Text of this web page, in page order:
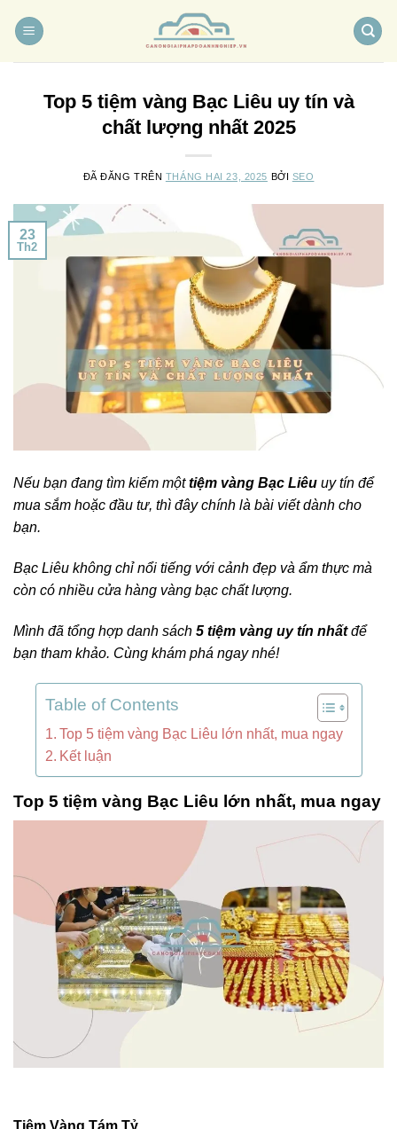
đến
Top 5 tiệm vàng Bạc Liêu uy tín và
chất lượng nhất 2025
ĐÃ ĐĂNG TRÊN THÁNG HAI 23, 2025 BỞI SEO
23
Th2
Nếu bạn đang tìm kiếm mộttiệm vàng Bạc Liêu uy tín để
mua sắm hoặc đầu tư, thì đây chính là bài viết dành cho
bạn.
Bạc Liêu không chỉ nổi tiếng với cảnh đẹp và ẩm thực mà
còn có nhiều cửa hàng vàng bạc chất lượng.
Mình đã tổng hợp danh sách 5 tiệm vàng uy tín nhấtđể
bạn tham khảo. Cùng khám phá ngay nhé!
Table of Contents
Top 5 tiệm vàng Bạc Liêu lớn nhất, mua ngay
Kết luận
Top 5 tiệm vàng Bạc Liêu lớn nhất, mua ngay
Tiệm Vàng Tám Tỷ